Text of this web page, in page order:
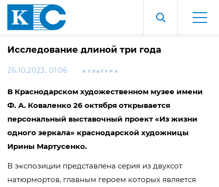
Исследование длиной три года
26.10.2023, 01:06 КУЛЬТУРА
В Краснодарском художественном музее имени
Ф. А. Коваленко 26 октября открывается
персональный выставочный проект «Из жизни
одного зеркала» краснодарской художницы
Ирины Мартусенко.
В экспозиции представлена серия из двухсот
натюрмортов, главным героем которых является